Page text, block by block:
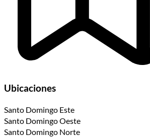
Ubicaciones
Santo Domingo Este
Santo Domingo Oeste
Santo Domingo Norte